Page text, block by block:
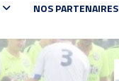
NOS PARTENAIRES